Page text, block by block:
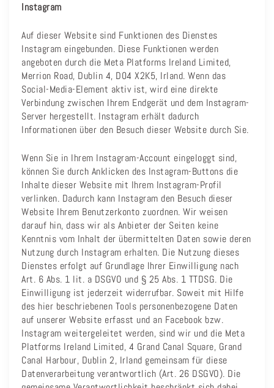
Instagram
Auf dieser Website sind Funktionen des Dienstes
Instagram eingebunden. Diese Funktionen werden
angeboten durch die Meta Platforms Ireland Limited,
Merrion Road, Dublin 4, D04 X2K5, Irland. Wenn das
Social-Media-Element aktiv ist, wird eine direkte
Verbindung zwischen Ihrem Endgerät und dem Instagram-
Server hergestellt. Instagram erhält dadurch
Informationen über den Besuch dieser Website durch Sie.
Wenn Sie in Ihrem Instagram-Account eingeloggt sind,
können Sie durch Anklicken des Instagram-Buttons die
Inhalte dieser Website mit Ihrem Instagram-Profil
verlinken. Dadurch kann Instagram den Besuch dieser
Website Ihrem Benutzerkonto zuordnen. Wir weisen
darauf hin, dass wir als Anbieter der Seiten keine
Kenntnis vom Inhalt der übermittelten Daten sowie deren
Nutzung durch Instagram erhalten. Die Nutzung dieses
Dienstes erfolgt auf Grundlage Ihrer Einwilligung nach
Art. 6 Abs. 1 lit. a DSGVO und § 25 Abs. 1 TTDSG. Die
Einwilligung ist jederzeit widerrufbar. Soweit mit Hilfe
des hier beschriebenen Tools personenbezogene Daten
auf unserer Website erfasst und an Facebook bzw.
Instagram weitergeleitet werden, sind wir und die Meta
Platforms Ireland Limited, 4 Grand Canal Square, Grand
Canal Harbour, Dublin 2, Irland gemeinsam für diese
Datenverarbeitung verantwortlich (Art. 26 DSGVO). Die